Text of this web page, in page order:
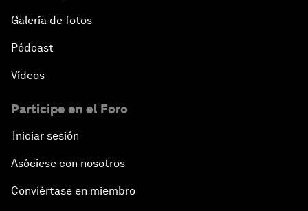
Galería de fotos
Pódcast
Vídeos
Participe en el Foro
Iniciar sesión
Asóciese con nosotros
Conviértase en miembro